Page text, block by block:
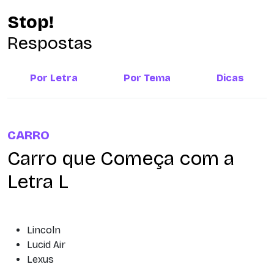
Stop!
Respostas
Por Letra Por Tema Dicas
CARRO
Carro que Começa com a
Letra L
Lincoln
Lucid Air
Lexus